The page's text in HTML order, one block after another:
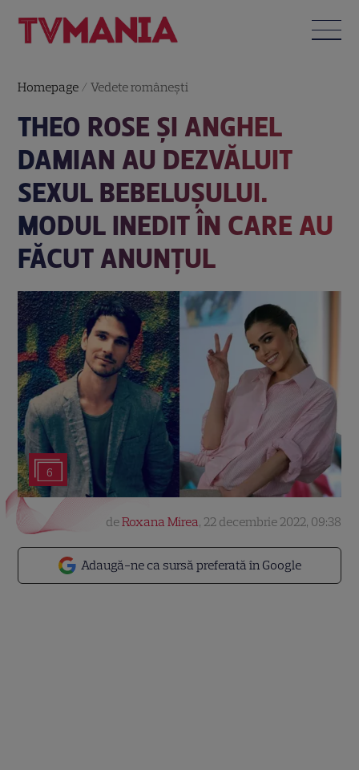
Homepage /Vedete româneşti
THEO ROSE ȘI ANGHEL
DAMIAN AU DEZVĂLUIT
SEXUL BEBELUȘULUI.
MODUL INEDIT ÎN CARE AU
FĂCUT ANUNȚUL
6
Adaugă-ne ca sursă preferată în Google
deRoxana Mirea, 22 decembrie 2022, 09:38